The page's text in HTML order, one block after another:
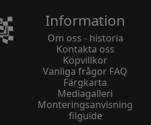
Information
Om oss - historia
Kontakta oss
Köpvillkor
Vanliga frågor FAQ
Färgkarta
Mediagalleri
Monteringsanvisning
filguide